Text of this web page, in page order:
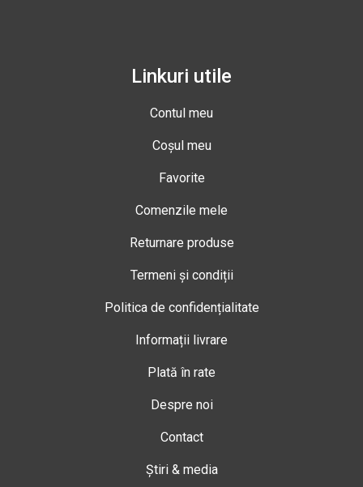
Linkuri utile
Contul meu
Coșul meu
Favorite
Comenzile mele
Returnare produse
Termeni și condiții
Politica de confidențialitate
Informații livrare
Plată în rate
Despre noi
Contact
Știri & media